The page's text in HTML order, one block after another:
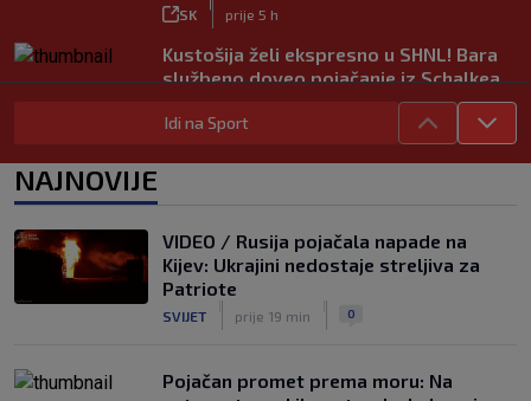
SK prije 5 h
Kustošija želi ekspresno u SHNL! Bara
službeno doveo pojačanje iz Schalkea
Tomiyasu se vraća u Premier ligu,
postat će suigrač bivšeg Vatrenog
Veliko priznanje za hrvatskog
stručnjaka: Jurica Žuža novi je pomoćni
trener Barcelone
SK prije 2 h
Idi na Sport
NAJNOVIJE
VIDEO / Rusija pojačala napade na
Kijev: Ukrajini nedostaje streljiva za
Patriote
SVIJET prije 19 min 0
Pojačan promet prema moru: Na